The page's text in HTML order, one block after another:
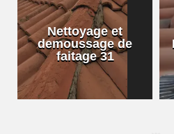
Nettoyage et
demoussage de
faitage 31